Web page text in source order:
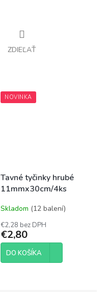
ZDIEĽAŤ
NOVINKA
Tavné tyčinky hrubé
11mmx30cm/4ks
Skladom (12 balení)
€2,28 bez DPH
€2,80
DO KOŠÍKA